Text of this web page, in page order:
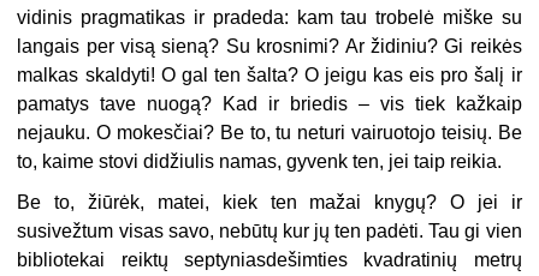
vidinis pragmatikas ir pradeda: kam tau trobelė miške su
langais per visą sieną? Su krosnimi? Ar židiniu? Gi reikės
malkas skaldyti! O gal ten šalta? O jeigu kas eis pro šalį ir
pamatys tave nuogą? Kad ir briedis – vis tiek kažkaip
nejauku. O mokesčiai? Be to, tu neturi vairuotojo teisių. Be
to, kaime stovi didžiulis namas, gyvenk ten, jei taip reikia.
Be to, žiūrėk, matei, kiek ten mažai knygų? O jei ir
susivežtum visas savo, nebūtų kur jų ten padėti. Tau gi vien
bibliotekai reiktų septyniasdešimties kvadratinių metrų